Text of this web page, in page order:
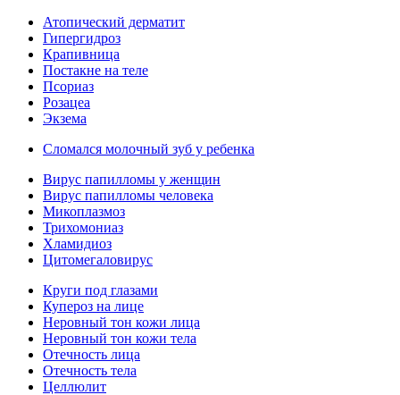
Атопический дерматит
Гипергидроз
Крапивница
Постакне на теле
Псориаз
Розацеа
Экзема
Сломался молочный зуб у ребенка
Вирус папилломы у женщин
Вирус папилломы человека
Микоплазмоз
Трихомониаз
Хламидиоз
Цитомегаловирус
Круги под глазами
Купероз на лице
Неровный тон кожи лица
Неровный тон кожи тела
Отечность лица
Отечность тела
Целлюлит